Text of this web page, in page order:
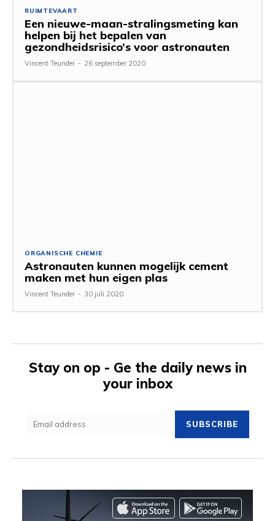
RUIMTEVAART
Een nieuwe-maan-stralingsmeting kan
helpen bij het bepalen van
gezondheidsrisico’s voor astronauten
Vincent Teunder - 26 september 2020
ORGANISCHE CHEMIE
Astronauten kunnen mogelijk cement
maken met hun eigen plas
Vincent Teunder - 30 juli 2020
Stay on op - Ge the daily news in
your inbox
SUBSCRIBE